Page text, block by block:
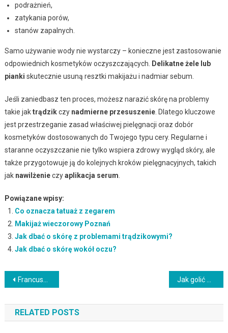
podrażnień,
zatykania porów,
stanów zapalnych.
Samo używanie wody nie wystarczy – konieczne jest zastosowanie
odpowiednich kosmetyków oczyszczających.
Delikatne żele lub
pianki skutecznie usuną resztki makijażu i nadmiar sebum.
Jeśli zaniedbasz ten proces, możesz narazić skórę na problemy
takie jaktrądzikczy nadmierne przesuszenie. Dlatego kluczowe
jest przestrzeganie zasad właściwej pielęgnacji oraz dobór
kosmetyków dostosowanych do Twojego typu cery. Regularne i
staranne oczyszczanie nie tylko wspiera zdrowy wygląd skóry, ale
także przygotowuje ją do kolejnych kroków pielęgnacyjnych, takich
jak nawilżenieczyaplikacja serum
Powiązane wpisy:
Co oznacza tatuaż z zegarem
Makijaż wieczorowy Poznań
Jak dbać o skórę z problemami trądzikowymi?
Jak dbać o skórę wokół oczu?
Nawigacja
wpisu
Francuski manicure: historia, trendy i perfekcyjny DIY w 2024
RELATED POSTS